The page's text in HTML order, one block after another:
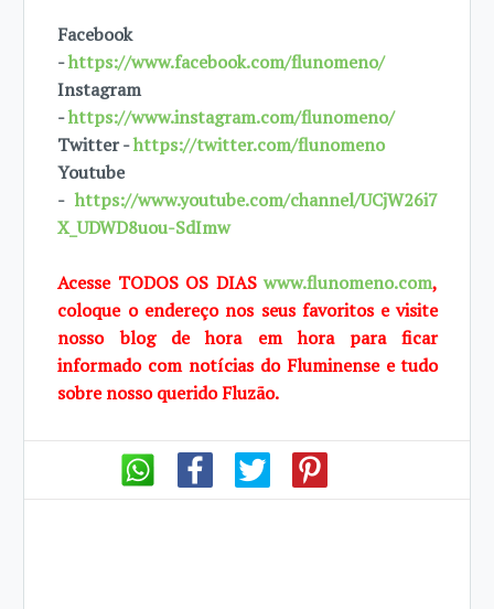
Facebook
-https://www.facebook.com/flunomeno/
Instagram
-https://www.instagram.com/flunomeno/
Twitter -https://twitter.com/flunomeno
Youtube
-https://www.youtube.com/channel/UCjW26i7
X_UDWD8uou-SdImw
Acesse TODOS OS DIASwww.flunomeno.com,
coloque o endereço nos seus favoritos e visite
nosso blog de hora em hora para ficar
informado com notícias do Fluminense e tudo
sobre nosso querido Fluzão.